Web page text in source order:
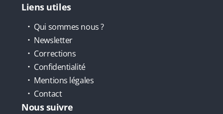
Liens utiles
Qui sommes nous ?
Newsletter
Corrections
Confidentialité
Mentions légales
Contact
Nous suivre